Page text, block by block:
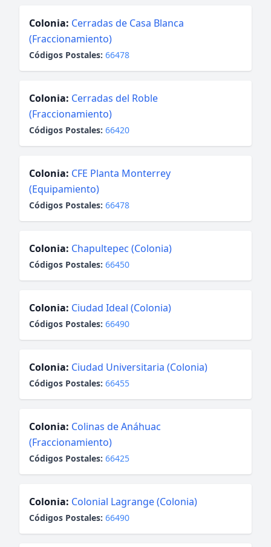
Colonia: Cerradas de Casa Blanca
(Fraccionamiento)
Códigos Postales: 66478
Colonia: Cerradas del Roble
(Fraccionamiento)
Códigos Postales: 66420
Colonia: CFE Planta Monterrey
(Equipamiento)
Códigos Postales: 66478
Colonia: Chapultepec (Colonia)
Códigos Postales: 66450
Colonia: Ciudad Ideal (Colonia)
Códigos Postales: 66490
Colonia: Ciudad Universitaria (Colonia)
Códigos Postales: 66455
Colonia: Colinas de Anáhuac
(Fraccionamiento)
Códigos Postales: 66425
Colonia: Colonial Lagrange (Colonia)
Códigos Postales: 66490